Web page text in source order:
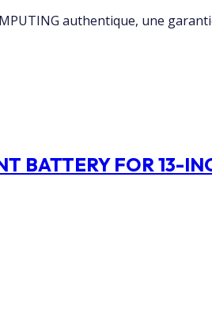
authentique, une
BATTERY FOR 13-